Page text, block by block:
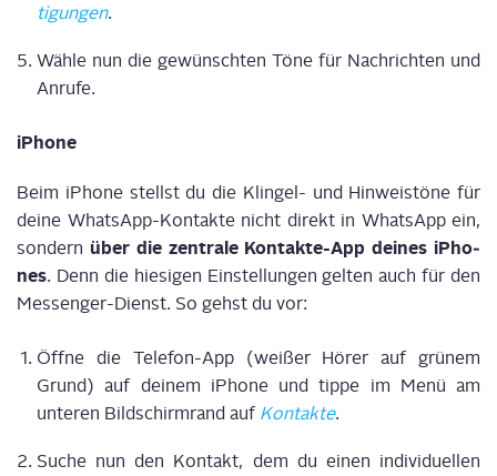
ti­gun­gen.
Wäh­le nun die gewünsch­ten Töne für Nach­rich­ten und
Anrufe.
iPho­ne
Beim iPho­ne stellst du die Klin­gel- und Hin­weis­tö­ne für
dei­ne Whats­App-Kon­tak­te nicht direkt in Whats­App ein,
son­dern über die zen­tra­le Kon­tak­te-App dei­nes iPho­
nes. Denn die hie­si­gen Ein­stel­lun­gen gel­ten auch für den
Mes­sen­ger-Dienst. So gehst du vor:
Öff­ne die Tele­fon-App (wei­ßer Hörer auf grü­nem
Grund) auf dei­nem iPho­ne und tip­pe im Menü am
unte­ren Bild­schirm­rand auf Kon­tak­te.
Suche nun den Kon­takt, dem du einen indi­vi­du­el­len